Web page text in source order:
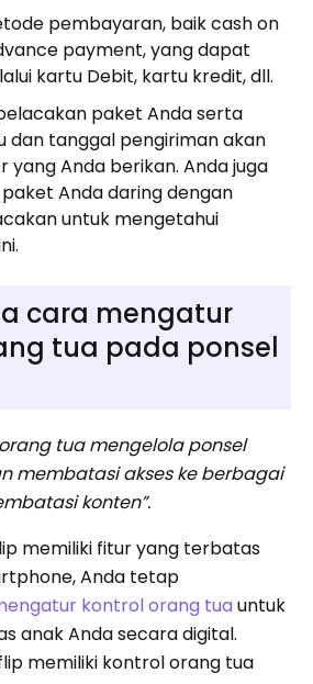
pembayaran, baik cash on
payment, yang dapat
kartu Debit, kartu kredit, dll.
paket Anda serta
dan tanggal pengiriman akan
yang Anda berikan. Anda juga
Anda daring dengan
untuk mengetahui
cara mengatur
tua pada ponsel
tua mengelola ponsel
membatasi akses ke berbagai
konten”.
memiliki fitur yang terbatas
Anda tetap
kontrol orang tua untuk
anak Anda secara digital.
memiliki kontrol orang tua